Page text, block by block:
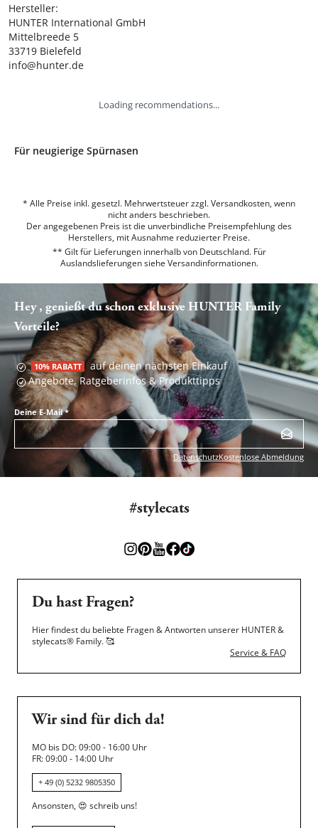
Hersteller:
HUNTER International GmbH
Mittelbreede 5
33719 Bielefeld
info@hunter.de
Loading recommendations...
Für neugierige Spürnasen
* Alle Preise inkl. gesetzl. Mehrwertsteuer zzgl. Versandkosten, wenn
nicht anders beschrieben.
Der angegebenen Preis ist die unverbindliche Preisempfehlung des
Herstellers, mit Ausnahme reduzierter Preise.
** Gilt für Lieferungen innerhalb von Deutschland. Für
Auslandslieferungen siehe Versandinformationen.
Hey , genießt du schon exklusive HUNTER Family
Vorteile?
10% RABATT auf deinen nächsten Einkauf
Angebote, Ratgeberinfos & Produkttipps
Deine E-Mail*
DatenschutzKostenlose Abmeldung
#stylecats
Du hast Fragen?
Hier findest du beliebte Fragen & Antworten unserer HUNTER &
stylecats® Family.🥰
Service & FAQ
Wir sind für dich da!
MO bis DO: 09:00 - 16:00 Uhr
FR: 09:00 - 14:00 Uhr
+ 49 (0) 5232 9805350
Ansonsten, 😍 schreib uns!